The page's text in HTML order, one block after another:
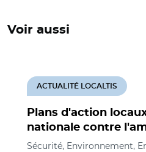
Voir aussi
Plans d'action
nationale contre
ACTUALITÉ LOCALTIS
Sécurité, Environnement,